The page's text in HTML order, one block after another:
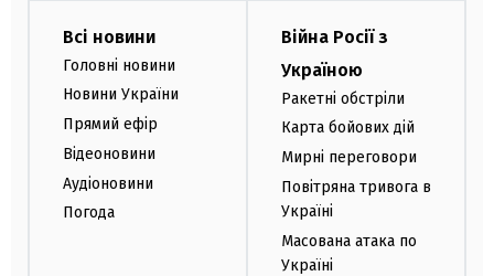
Всі новини
Головні новини
Новини України
Прямий ефір
Відеоновини
Аудіоновини
Погода
Війна Росії з
Україною
Ракетні обстріли
Карта бойових дій
Мирні переговори
Повітряна тривога в
Україні
Масована атака по
Україні